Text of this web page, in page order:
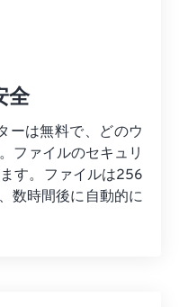
全
ーは無料で、どのウ
ファイルのセキュリ
す。ファイルは256
数時間後に自動的に